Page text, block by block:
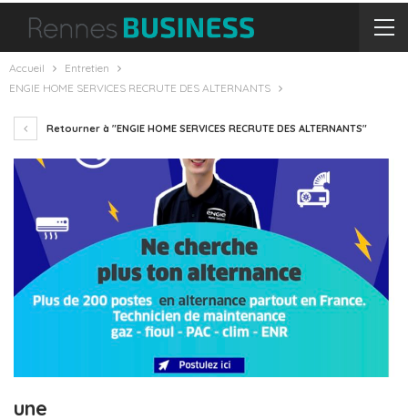
Accueil
Entretien
ENGIE HOME SERVICES RECRUTE DES ALTERNANTS
Retourner à "ENGIE HOME SERVICES RECRUTE DES ALTERNANTS"
une